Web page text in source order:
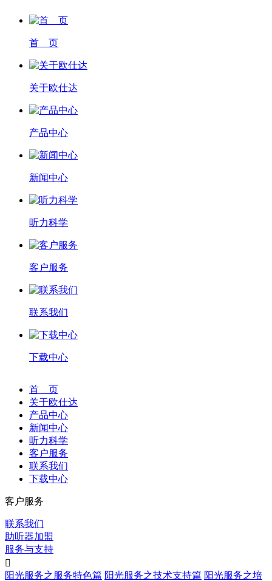
首 页
关于欧仕达
产品中心
新闻中心
听力科学
客户服务
联系我们
下载中心
首 页
关于欧仕达
产品中心
新闻中心
听力科学
客户服务
联系我们
下载中心
客户服务
联系我们
助听器加盟
服务与支持

阳光服务之服务特色篇 阳光服务之技术支持篇 阳光服务之培